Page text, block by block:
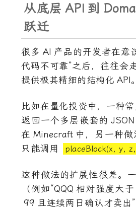
从底层 API 到
跃迁
很多 AI 产品的开发者在意
代码不可靠”之后，往往会
提供极其精细的结构化 API。
比如在量化投资中，一种
返回一个多层嵌套的 JSON
在 Minecraft 中，另一种
只能调用
placeBlock(x, y,
这种做法的扩展性很差。
（例如“QQQ 相对强度大于
99 且连续两日确认才卖出”